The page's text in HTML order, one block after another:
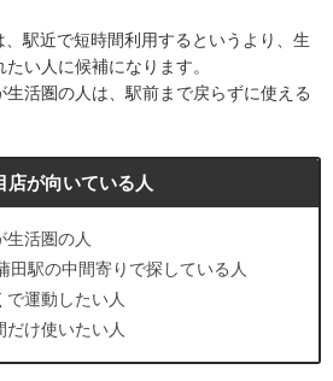
駅近で短時間利用するというより、生
い人に候補になります。
活圏の人は、駅前まで戻らずに使える
が向いている人
生活圏の人
田駅の中間寄りで探している人
運動したい人
け使いたい人